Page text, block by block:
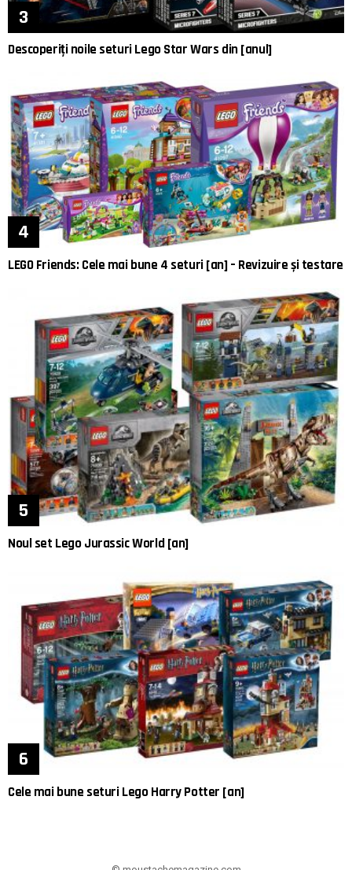
Descoperiți noile seturi Lego Star Wars din [anul]
LEGO Friends: Cele mai bune 4 seturi [an] – Revizuire și testare
Noul set Lego Jurassic World [an]
Cele mai bune seturi Lego Harry Potter [an]